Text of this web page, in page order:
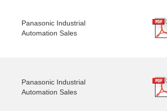
Panasonic Industrial
Automation Sales
Panasonic Industrial
Automation Sales